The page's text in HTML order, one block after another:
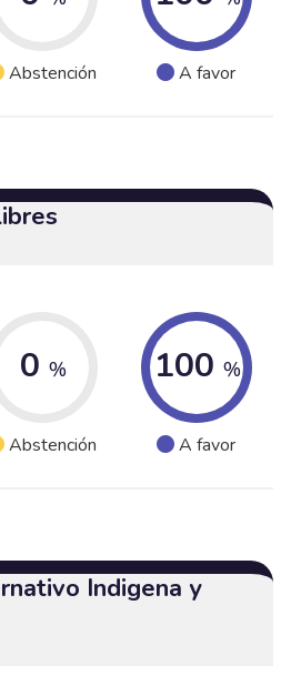
Abstención A favor
0 %
Abstención
100 %
A favor
Indigena y